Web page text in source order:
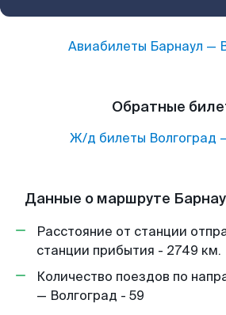
Авиабилеты Барнаул —
Обратные
Ж/д билеты Волгоград
Данные о маршруте
Расстояние от станции
станции прибытия - 2749 км.
Количество поездов по
— Волгоград - 59